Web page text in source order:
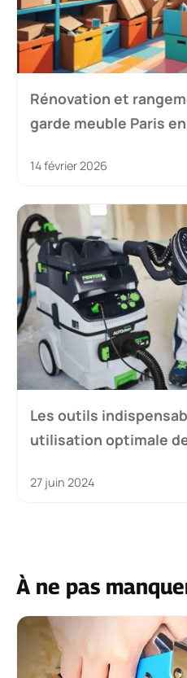
Rénovation et
garde meuble Paris
14 février 2026
Les outils
utilisation optimale
27 juin 2024
À ne pas